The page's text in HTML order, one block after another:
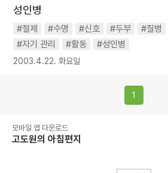
성인병
#절제 #수명 #신호 #두부 #질병
#자기 관리
#활동 #성인병
2003.4.22. 화요일
1
모바일 앱 다운로드
고도원의 아침편지